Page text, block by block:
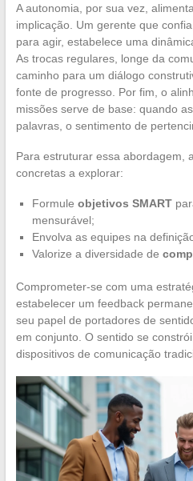
A autonomia, por sua vez,
implicação. Um gerente que
para agir, estabelece uma
As trocas regulares, longe da
caminho para um diálogo
fonte de progresso. Por fim, o
missões serve de base: quando
palavras, o sentimento de
Para estruturar essa abordagem,
concretas a explorar:
Formule objetivos SMART
mensurável;
Envolva as equipes na
Valorize a diversidade de
Comprometer-se com uma
estabelecer um feedback
seu papel de portadores de
em conjunto. O sentido se
dispositivos de comunicação